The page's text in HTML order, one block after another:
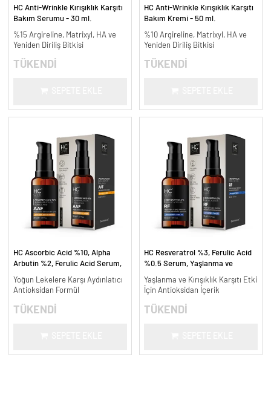
HC Anti-Wrinkle Kırışıklık Karşıtı
Bakım Serumu - 30 ml.
%15 Argireline, Matrixyl, HA ve
Yeniden Diriliş Bitkisi
TÜKENDİ
HC Anti-Wrinkle Kırışıklık Karşıtı
Bakım Kremi - 50 ml.
%10 Argireline, Matrixyl, HA ve
Yeniden Diriliş Bitkisi
TÜKENDİ
HC Ascorbic Acid %10, Alpha
Arbutin %2, Ferulic Acid Serum,
ml.
Yoğun Lekelere Karşı Aydınlatıcı
Antioksidan Formül
TÜKENDİ
HC Resveratrol %3, Ferulic Acid
%0.5 Serum, Yaşlanma ve
Yaşlanma ve Kırışıklık Karşıtı Etki
İçin Antioksidan İçerik
TÜKENDİ